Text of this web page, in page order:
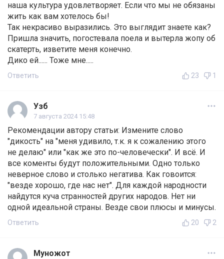
наша культура удовлетворяет. Если что мы не обязаны
жить как вам хотелось бы!
Так некрасиво выразились. Это выглядит знаете как?
Пришла значить, погостевала поела и вытерла жопу об
скатерть, изветите меня конечно.
Дико ей...... Тоже мне.....
Ответить 23 1
Узб
7 августа 2024 15:48
Рекомендации автору статьи: Измените слово
"дикость" на "меня удивило, т.к. я к сожалению этого
не делаю" или "как же это по-человечески". И всё. И
все коменты будут положительными. Одно только
неверное слово и столько негатива. Как говоится:
"везде хорошо, где нас нет". Для каждой народности
найдутся куча странностей других народов. Нет ни
одной идеальной страны. Везде свои плюсы и минусы.
Ответить 20 2
Муножот